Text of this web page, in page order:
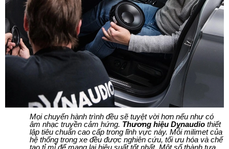
Mọi chuyến hành trình đều sẽ tuyệt vời hơn nếu như có
âm nhạc truyền cảm hứng. Thương hiệu Dynaudio thiết
lập tiêu chuẩn cao cấp trong lĩnh vực này. Mỗi milimet của
hệ thống trong xe đều được nghiên cứu, tối ưu hóa và chế